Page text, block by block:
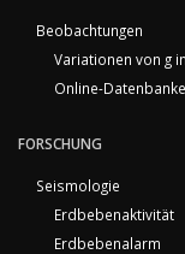
Beobachtungen
Variationen von g
Online-
FORSCHUNG
Seismologie
Erdbebenaktivität
Erdbebenalarm